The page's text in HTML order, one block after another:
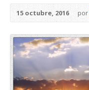
15 octubre, 2016 por